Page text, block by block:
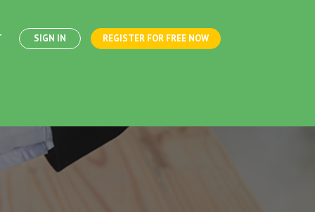
SIGN IN REGISTER FOR FREE NOW